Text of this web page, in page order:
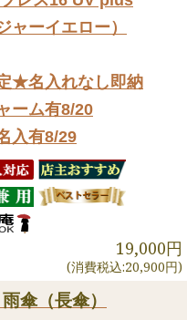
ャーイエロー）
★名入れなし即納
ーム有8/20
入有8/29
19,000円
(消費税込:20,900円)
傘（長傘）